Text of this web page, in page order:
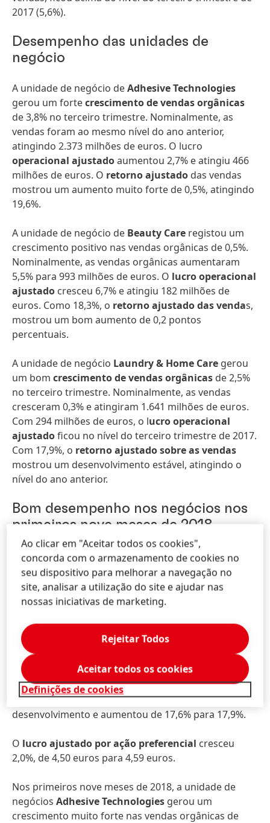
2017 (5,6%).
Desempenho das unidades de
negócio
A unidade de negócio deAdhesive Technologies
gerou um fortecrescimento de vendas orgânicas
de 3,8% no terceiro trimestre. Nominalmente, as
vendas foram ao mesmo nível do ano anterior,
atingindo 2.373 milhões de euros. O lucro
operacional ajustadoaumentou 2,7% e atingiu 466
milhões de euros. O retorno ajustado das vendas
mostrou um aumento muito forte de 0,5%, atingindo
19,6%.
A unidade de negócio de Beauty Care registou um
crescimento positivo nas vendas orgânicas de 0,5%.
Nominalmente, as vendas orgânicas aumentaram
5,5% para 993 milhões de euros. O lucro operacional
ajustado cresceu 6,7% e atingiu 182 milhões de
euros. Como 18,3%, o retorno ajustado das vendas,
mostrou um bom aumento de 0,2 pontos
percentuais.
A unidade de negócio Laundry & Home Care gerou
um bom crescimento de vendas orgânicas de 2,5%
no terceiro trimestre. Nominalmente, as vendas
cresceram 0,3% e atingiram 1.641 milhões de euros.
Com 294 milhões de euros, o lucro operacional
ajustadoficou no nível do terceiro trimestre de 2017.
Com 17,9%, o retorno ajustado sobre as vendas
mostrou um desenvolvimento estável, atingindo o
nível do ano anterior.
Bom desempenho nos negócios nos
primeiros nove meses de 2018
Nos primeiros nove meses de 2018, a Henkel gerou
vendasde 15.015 milhões de euros. As vendas
orgânicas, que excluem o impacto dos efeitos
cambiais e as aquisições/desinvestimentos,
cambiais reduziram as vendas em -6,0%.
lucro operacional ajustado
aumentou 1,3%, de
2.660 milhões de euros para 2.694 milhões de euros.
Oretorno ajustado das vendasmostrou um bom
desenvolvimento e aumentou de 17,6% para 17,9%.
O lucro ajustado por ação preferencial cresceu
2,0%, de 4,50 euros para 4,59 euros.
Nos primeiros nove meses de 2018, a unidade de
negócios Adhesive Technologies gerou um
crescimento muito forte nas vendas orgânicas de
Ao clicar em "Aceitar todos os cookies",
concorda com o armazenamento de cookies no
seu dispositivo para melhorar a navegação no
site, analisar a utilização do site e ajudar nas
nossas iniciativas de marketing.
Definições de cookies
Rejeitar Todos
Aceitar todos os cookies